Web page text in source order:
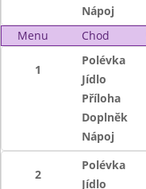
Nápoj
Menu
Chod
1
Polévka
Jídlo
Příloha
Doplněk
Nápoj
2
Polévka
Jídlo